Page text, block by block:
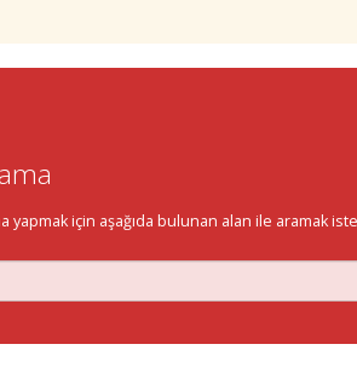
yapmak için aşağıda bulunan alan ile aramak